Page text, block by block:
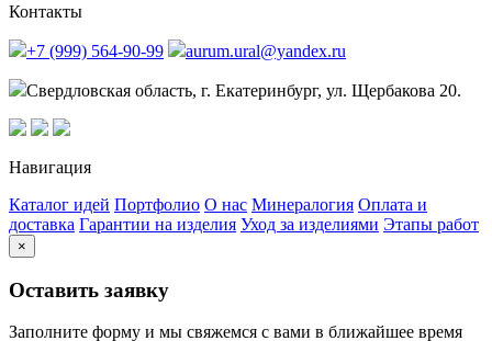
Контакты
+7 (999) 564-90-99 aurum.ural@yandex.ru
Свердловская область, г. Екатеринбург, ул. Щербакова 20.
Навигация
Каталог идей Портфолио О нас Минералогия Оплата и
доставка Гарантии на изделия Уход за изделиями Этапы работ
×
Оставить заявку
Заполните форму и мы свяжемся с вами в ближайшее время